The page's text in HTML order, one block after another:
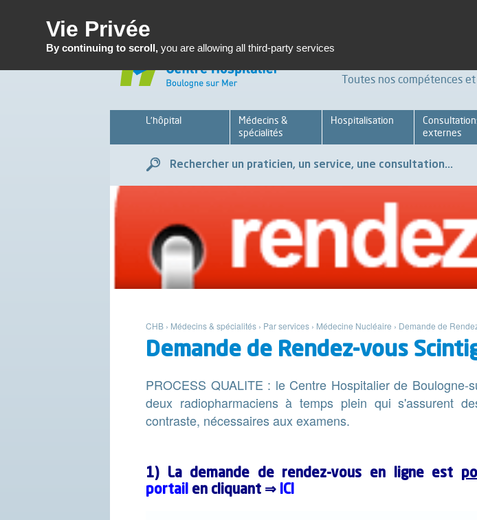
Toutes nos compétences
L’hôpital
Médecins &
spécialités
Hospitalisation
externes
Rechercher un praticien, un service, une consultation...
CHB › Médecins & spécialités › Par services › Médecine Nucléaire › Demande de
Demande de Rendez-vous
PROCESS QUALITE : le Centre Hospitalier de
deux radiopharmaciens à temps plein qui s'assurent
contraste, nécessaires aux examens.
1) La demande de rendez-vous en ligne est
portail en cliquant ⇒ ICI
Vie Privée
By continuing to scroll, you are allowing all third-party services